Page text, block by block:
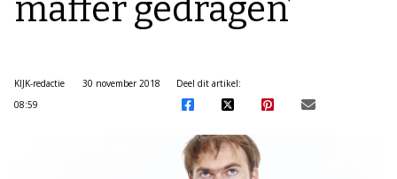
maffer gedragen’
KIJK-redactie
30 november 2018
08:59
Deel dit artikel: